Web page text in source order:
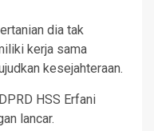
dia tak
kerja sama
kesejahteraan.
HSS Erfani
lancar.